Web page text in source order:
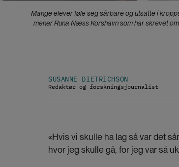
Mange elever føle seg sårbare og utsatte i
mener Runa Næss Korshavn som har skrevet
SUSANNE DIETRICHSON
Redaktør og forskningsjournalist
«Hvis vi skulle ha lag så var det
hvor jeg skulle gå, for jeg var så